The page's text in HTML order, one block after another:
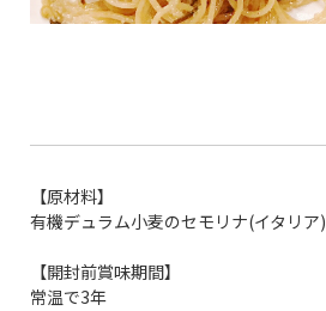
【原材料】
有機デュラム小麦のセモリナ(イタリア)
【開封前賞味期間】
常温で3年